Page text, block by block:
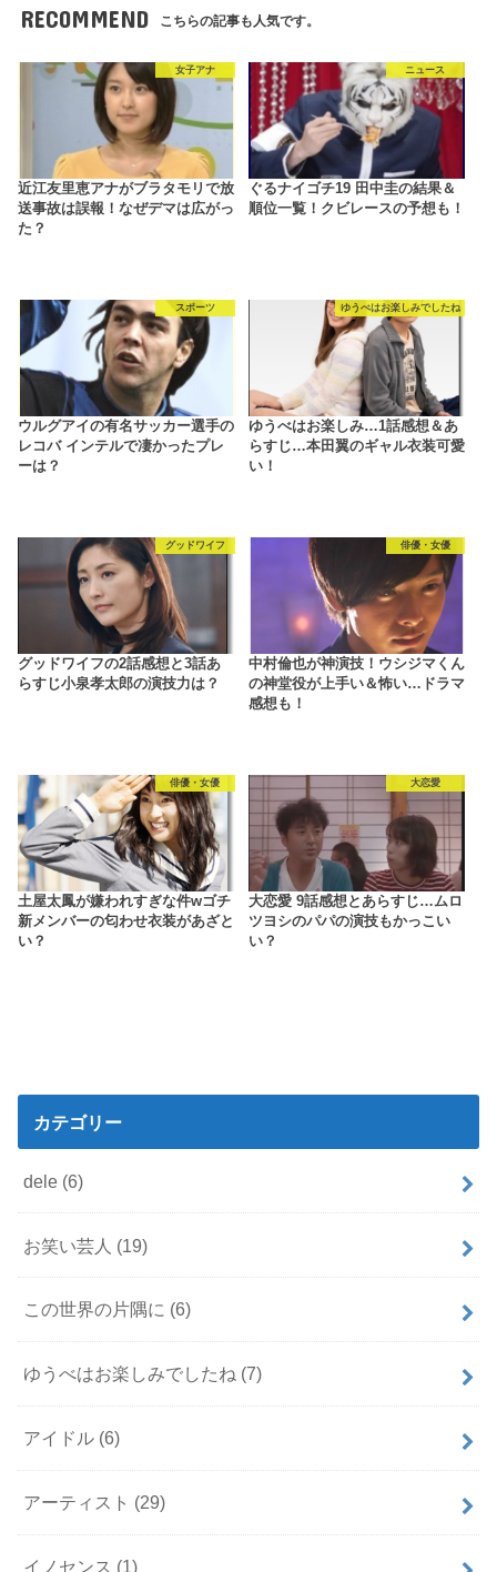
RECOMMEND こちらの記事も人気です。
女子アナ
近江友里恵アナがブラタモリで放
送事故は誤報！なぜデマは広がっ
た？
ニュース
ぐるナイゴチ19 田中圭の結果＆
順位一覧！クビレースの予想も！
スポーツ
ウルグアイの有名サッカー選手の
レコバ インテルで凄かったプレ
ーは？
ゆうべはお楽しみでしたね
ゆうべはお楽しみ…1話感想＆あ
らすじ…本田翼のギャル衣装可愛
い！
グッドワイフ
グッドワイフの2話感想と3話あ
らすじ小泉孝太郎の演技力は？
俳優・女優
中村倫也が神演技！ウシジマくん
の神堂役が上手い＆怖い…ドラマ
感想も！
俳優・女優
土屋太鳳が嫌われすぎな件wゴチ
新メンバーの匂わせ衣装があざと
い？
大恋愛
大恋愛 9話感想とあらすじ…ムロ
ツヨシのパパの演技もかっこい
い？
カテゴリー
dele (6)
お笑い芸人 (19)
この世界の片隅に (6)
ゆうべはお楽しみでしたね (7)
アイドル (6)
アーティスト (29)
イノセンス (1)